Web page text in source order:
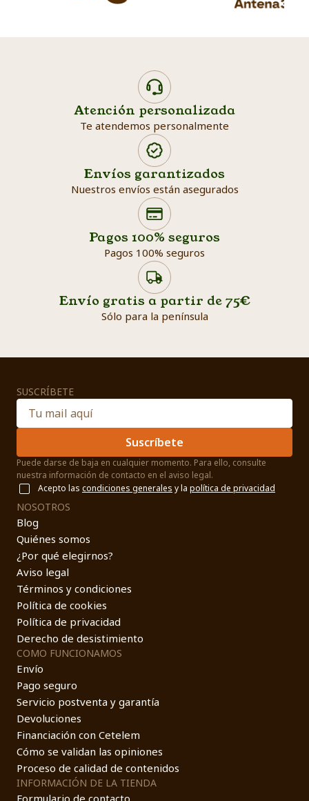
Atención personalizada
Te atendemos personalmente
Envíos garantizados
Nuestros envíos están asegurados
Pagos 100% seguros
Pagos 100% seguros
Envío gratis a partir de 75€
Sólo para la península
Search products
SUSCRÍBETE
Suscríbete
Puede darse de baja en cualquier momento. Para ello, consulte
nuestra información de contacto en el aviso legal.
Acepto las condiciones generales y la política de privacidad
NOSOTROS
Blog
Quiénes somos
¿Por qué elegirnos?
Aviso legal
Términos y condiciones
Política de cookies
Política de privacidad
Derecho de desistimiento
COMO FUNCIONAMOS
Envío
Pago seguro
Servicio postventa y garantía
Devoluciones
Financiación con Cetelem
Cómo se validan las opiniones
Proceso de calidad de contenidos
INFORMACIÓN DE LA TIENDA
Formulario de contacto